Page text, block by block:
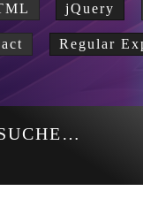
jQuery
Regular